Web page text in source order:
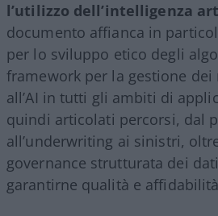
l’utilizzo dell’intelligenza
documento affianca in
per lo sviluppo etico degli
framework per la gestione dei
all’AI in tutti gli ambiti di
quindi articolati percorsi, dal
all’underwriting ai sinistri,
governance strutturata dei
garantirne qualità e